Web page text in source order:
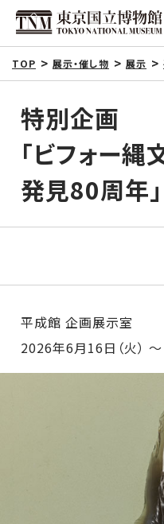
TOP 展示・催し物 展示
特別企画
「ビフォー
発見80周年」
平成館 企画展示室
2026年6月16日（火）